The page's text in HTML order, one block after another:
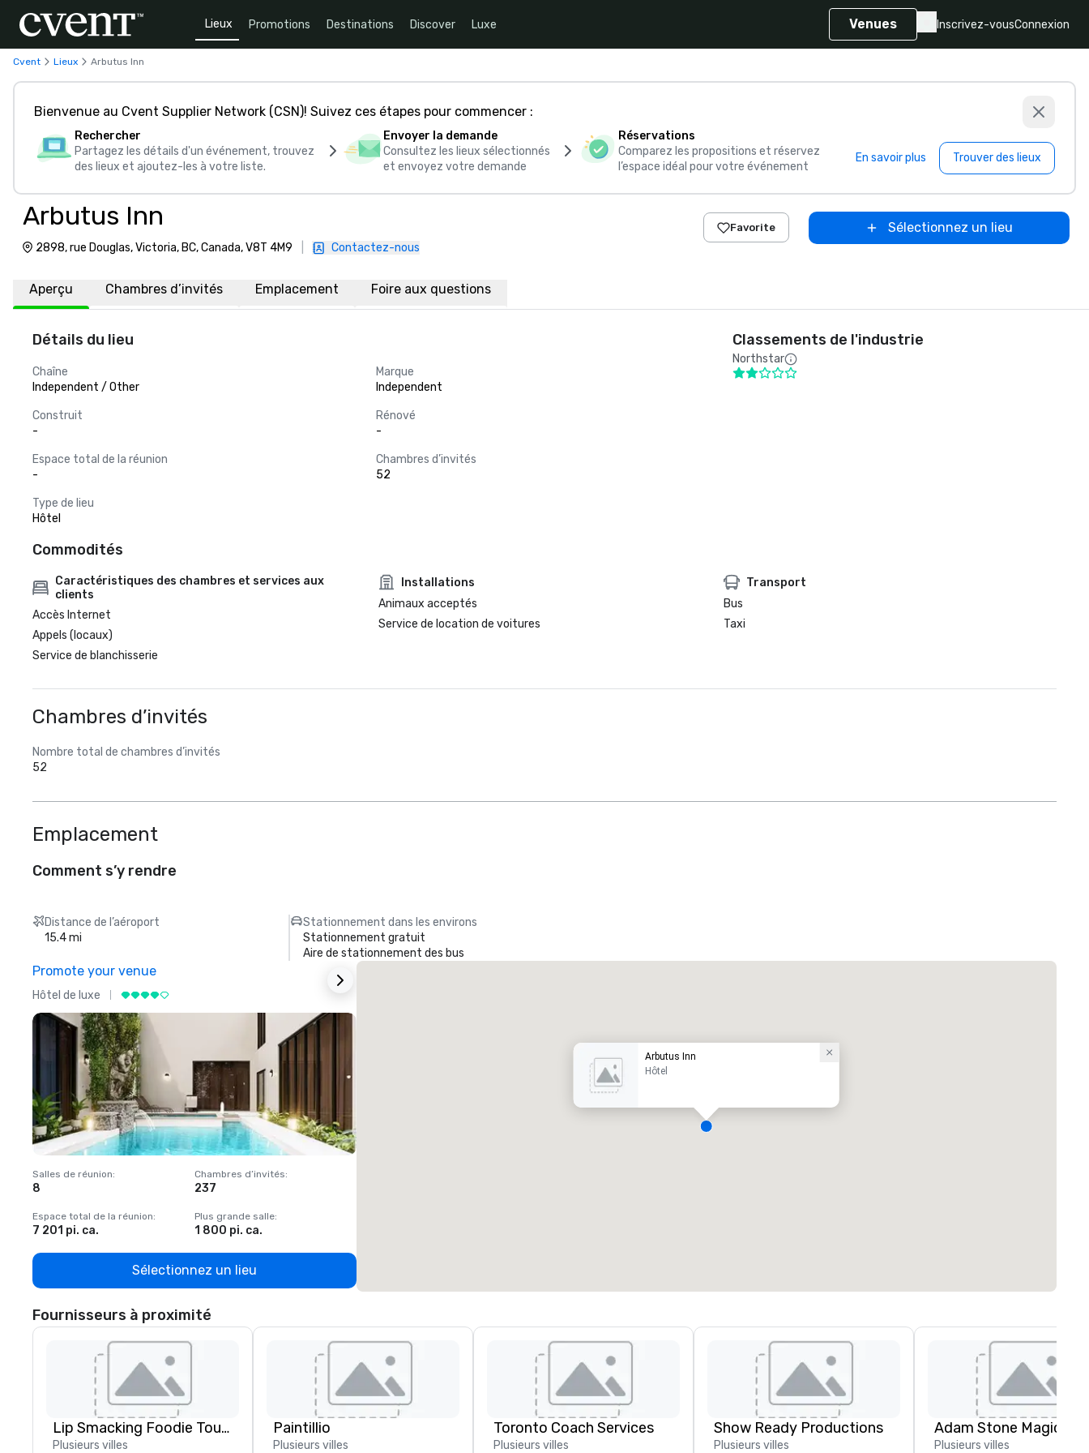
Lieux Promotions Destinations Discover Luxe Venues Inscrivez-vousConnexion
Cvent Lieux Arbutus Inn
Bienvenue au Cvent Supplier Network (CSN)! Suivez ces étapes pour commencer :
Rechercher
Partagez les détails d'un événement, trouvez
des lieux et ajoutez-les à votre liste.
Envoyer la demande
Consultez les lieux sélectionnés
et envoyez votre demande
Réservations
Comparez les propositions et réservez
l’espace idéal pour votre événement
En savoir plus Trouver des lieux
Arbutus Inn
2898, rue Douglas, Victoria, BC, Canada, V8T 4M9 Contactez-nous
Favorite Sélectionnez un lieu
Aperçu Chambres d’invités Emplacement Foire aux questions
Détails du lieu
Chaîne
Independent / Other
Marque
Independent
Construit
-
Rénové
-
Espace total de la réunion
-
Chambres d’invités
52
Type de lieu
Hôtel
Classements de l'industrie
Northstar
Commodités
Caractéristiques des chambres et services aux
clients
Accès Internet
Appels (locaux)
Service de blanchisserie
Installations
Animaux acceptés
Service de location de voitures
Transport
Bus
Taxi
Chambres d’invités
Nombre total de chambres d’invités
52
Emplacement
Comment s’y rendre
Distance de l’aéroport
15.4 mi
Stationnement dans les environs
Stationnement gratuit
Aire de stationnement des bus
Promote your venue
Hôtel de luxe
Salles de réunion:
8
Chambres d’invités:
237
Espace total de la réunion:
7 201 pi. ca.
Plus grande salle:
1 800 pi. ca.
Sélectionnez un lieu
Arbutus Inn
Hôtel
Fournisseurs à proximité
Lip Smacking Foodie Tours
Plusieurs villes
Paintillio
Plusieurs villes
Toronto Coach Services
Plusieurs villes
Show Ready Productions
Plusieurs villes
Adam Stone Magic
Plusieurs villes